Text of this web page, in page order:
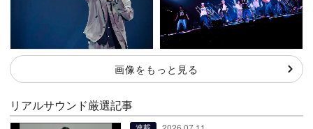
画像をもっと見る
リアルサウンド厳選記事